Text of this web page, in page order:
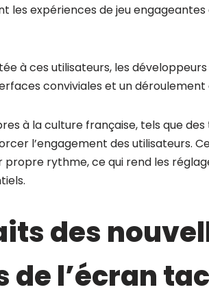
les expériences de jeu
à ces utilisateurs, les
conviviales et un déroulement
à la culture française, tels que
l’engagement des utilisateurs.
rythme, ce qui rend les
des
de l’écran